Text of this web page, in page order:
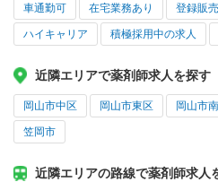
車通勤可 在宅業務あり 登録販
ハイキャリア 積極採用中の求人
近隣エリアで薬剤師求人を探す
岡山市中区 岡山市東区 岡山市
笠岡市
近隣エリアの路線で薬剤師求人